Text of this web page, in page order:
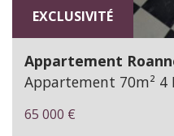
EXCLUSIVITÉ
Appartement
Appartement 70m² 4
65 000 €